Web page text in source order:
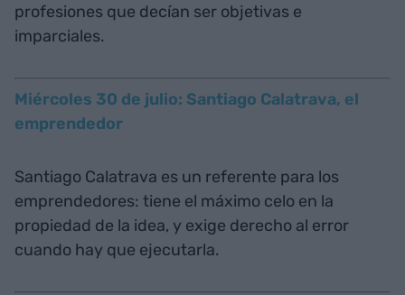
profesiones que decían ser objetivas e
imparciales.
Miércoles 30 de julio: Santiago Calatrava, el
emprendedor
Santiago Calatrava es un referente para los
emprendedores: tiene el máximo celo en la
propiedad de la idea, y exige derecho al error
cuando hay que ejecutarla.